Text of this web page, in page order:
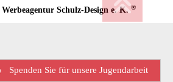
Spenden Sie für unsere Jugendarbeit
Werbeagentur Schulz-Design e. K.®